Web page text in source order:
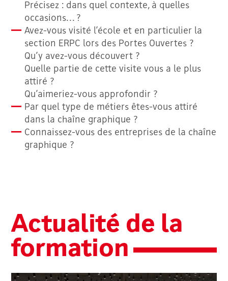
Précisez : dans quel contexte, à quelles
occasions… ?
Avez-vous visité l’école et en particulier la
section ERPC lors des Portes Ouvertes ?
Qu’y avez-vous découvert ?
Quelle partie de cette visite vous a le plus
attiré ?
Qu’aimeriez-vous approfondir ?
Par quel type de métiers êtes-vous attiré
dans la chaîne graphique ?
Connaissez-vous des entreprises de la chaîne
graphique ?
Actualité de la
formation